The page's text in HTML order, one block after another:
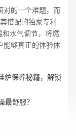
对的一个难题，而
搭配的独家专利
和水气调节，将燃
能够真正的体验体
炉保养秘籍，解锁
最舒服？